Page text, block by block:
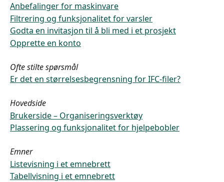
Anbefalinger for maskinvare
Filtrering og funksjonalitet for varsler
Godta en invitasjon til å bli med i et prosjekt
Opprette en konto
Ofte stilte spørsmål
Er det en størrelsesbegrensning for IFC-filer?
Hovedside
Brukerside – Organiseringsverktøy
Plassering og funksjonalitet for hjelpebobler
Emner
Listevisning i et emnebrett
Tabellvisning i et emnebrett